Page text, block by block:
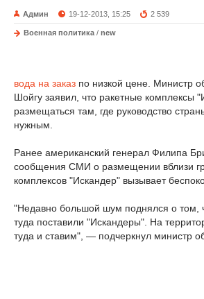
Админ 19-12-2013, 15:25 2 539
Военная политика / new
вода на заказ по низкой цене. Министр
Шойгу заявил, что ракетные комплексы
размещаться там, где руководство
нужным.
Ранее американский генерал Филипа
сообщения СМИ о размещении вблизи
комплексов "Искандер" вызывает
"Недавно большой шум поднялся о том,
туда поставили "Искандеры". На
туда и ставим", — подчеркнул министр